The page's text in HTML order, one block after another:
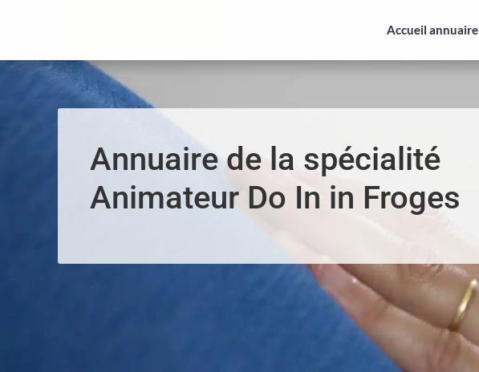
Accueil annuaire
Annuaire de la spécialité
Animateur Do In in Froges